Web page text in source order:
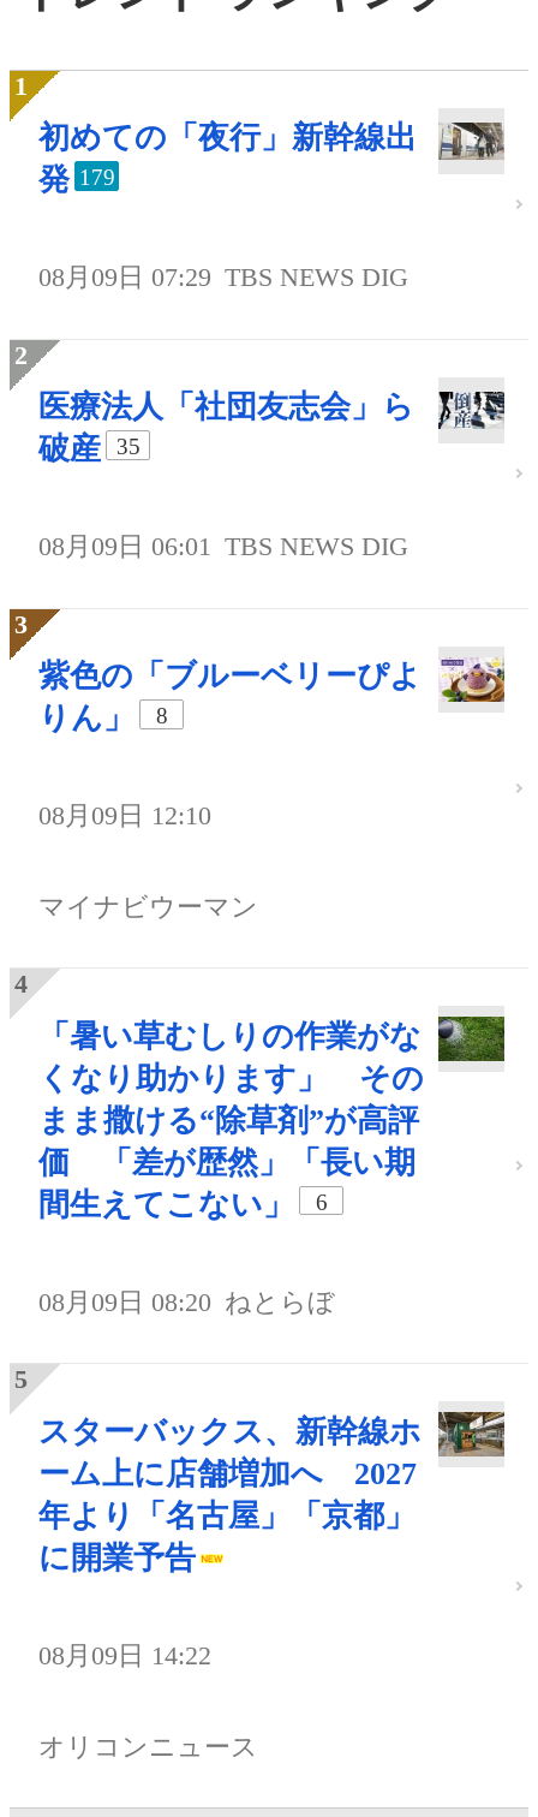
初めての「夜行」新幹線出
発 179
08月09日 07:29 TBS NEWS DIG
医療法人「社団友志会」ら
破産
35
08月09日 06:01 TBS NEWS DIG
紫色の「ブルーベリーぴよ
りん」
8
08月09日 12:10
マイナビウーマン
「暑い草むしりの作業がな
くなり助かります」 その
まま撒ける“除草剤”が高評
価 「差が歴然」「長い期
間生えてこない」
6
08月09日 08:20 ねとらぼ
スターバックス、新幹線ホ
ーム上に店舗増加へ 2027
年より「名古屋」「京都」
に開業予告
08月09日 14:22
オリコンニュース